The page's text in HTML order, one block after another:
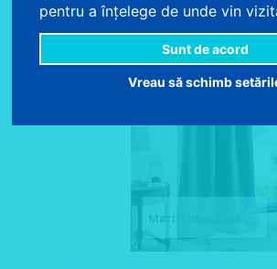
pentru a înțelege de unde vin
Sunt de acord
Vreau să schimb